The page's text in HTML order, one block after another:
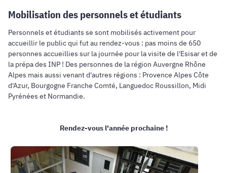
Mobilisation des personnels et étudiants
Personnels et étudiants se sont mobilisés activement pour
accueillir le public qui fut au rendez-vous : pas moins de 650
personnes accueillies sur la journée pour la visite de l'Esisar et de
la prépa des INP ! Des personnes de la région Auvergne Rhône
Alpes mais aussi venant d'autres régions : Provence Alpes Côte
d'Azur, Bourgogne Franche Comté, Languedoc Roussillon, Midi
Pyrénées et Normandie.
Rendez-vous l'année prochaine !